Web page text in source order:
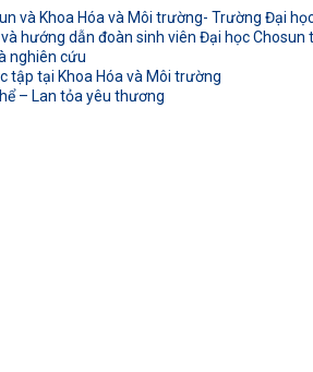
và Khoa Hóa và Môi trường- Trường Đại
hướng dẫn đoàn sinh viên Đại học
nghiên cứu
tập tại Khoa Hóa và Môi trường
– Lan tỏa yêu thương